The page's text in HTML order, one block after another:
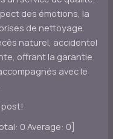
des émotions, la
de nettoyage
naturel, accidentel
offrant la garantie
avec le
0 Average: 0]